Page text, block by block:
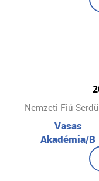
Nemzeti Fiú
Vasas
Akadémia/B